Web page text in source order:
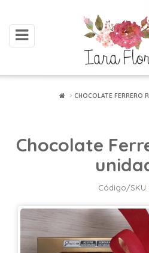
toggle
navigation
Acessar
ARRANJOS
FLORES
PLANTADAS
CHOCOLATE FERRERO
Chocolate
Código/SKU: